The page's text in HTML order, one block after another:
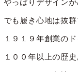
でも履き心地は抜群
１９１９年創業の
１００年以上の歴